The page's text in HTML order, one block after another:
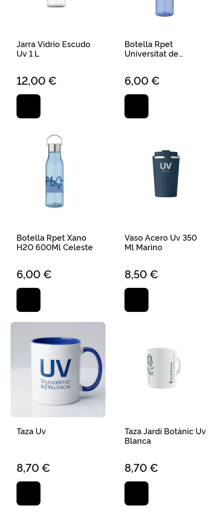
Jarra Vidrio Escudo
Uv 1 L
12,00 €
Botella Rpet
Universitat de
6,00 €
Botella Rpet Xano
H2O 600Ml Celeste
6,00 €
Vaso Acero Uv 350
Ml Marino
8,50 €
Taza Uv
8,70 €
Taza Jardí Botànic Uv
Blanca
8,70 €